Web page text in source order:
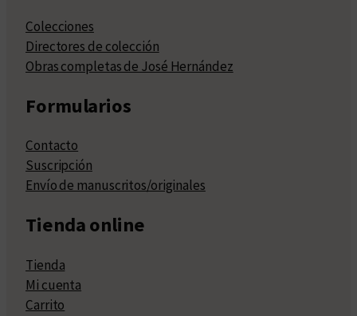
Colecciones
Directores de colección
Obras completas de José Hernández
Formularios
Contacto
Suscripción
Envío de manuscritos/originales
Tienda online
Tienda
Mi cuenta
Carrito